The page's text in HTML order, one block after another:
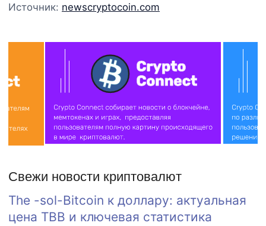
Источник: newscryptocoin.com
Свежи новости криптовалют
The -sol-Bitcoin к доллару: актуальная
цена TBB и ключевая статистика